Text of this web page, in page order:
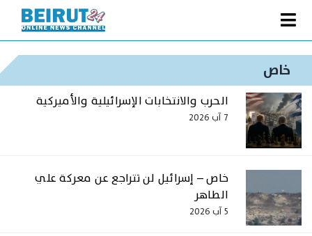
content
Toggle
Navigation
الصفحة الرئيسية
سياسة
اقتصاد
فنّ
رياضة
متفرقات
Podcast
خاص
الحرب والانتخابات الإسرائيلية والأميركية
7 آب 2026
خاص – إسرائيل لن تتراجع عن معركة علي
الطاهر
5 آب 2026